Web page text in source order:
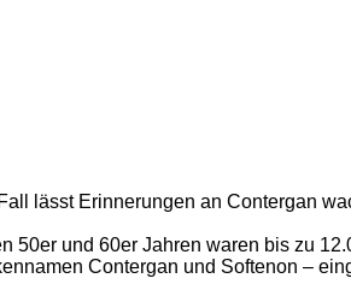
lässt Erinnerungen an Contergan
50er und 60er Jahren waren bis zu
Contergan und Softenon –